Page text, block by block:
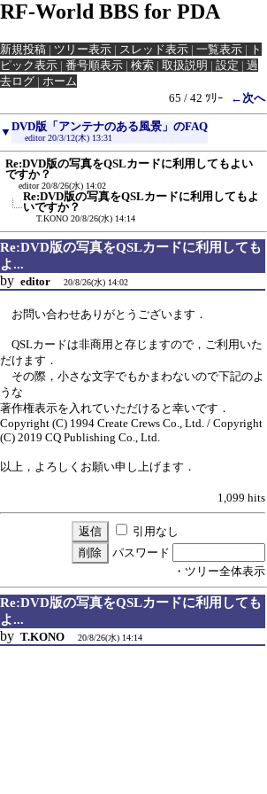
RF-World BBS for PDA
新規投稿 | ツリー表示 | スレッド表示 | 一覧表示 | ト
ピック表示 | 番号順表示 | 検索 | 取扱説明 | 設定 | 過
去ログ | ホーム
65 / 42 ﾂﾘｰ
←次へ
▼ DVD版「アンテナのある風景」のFAQ
editor 20/3/12(木) 13:31
Re:DVD版の写真をQSLカードに利用してもよい
ですか？
editor 20/8/26(水) 14:02
Re:DVD版の写真をQSLカードに利用してもよ
いですか？
T.KONO 20/8/26(水) 14:14
Re:DVD版の写真をQSLカードに利用しても
よ...
by editor 20/8/26(水) 14:02
お問い合わせありがとうございます．
QSLカードは非商用と存じますので，ご利用いた
だけます．
その際，小さな文字でもかまわないので下記のよ
うな
著作権表示を入れていただけると幸いです．
Copyright (C) 1994 Create Crews Co., Ltd. / Copyright
(C) 2019 CQ Publishing Co., Ltd.
以上，よろしくお願い申し上げます．
1,099 hits
引用なし
パスワード
・ツリー全体表示
Re:DVD版の写真をQSLカードに利用しても
よ...
by T.KONO 20/8/26(水) 14:14